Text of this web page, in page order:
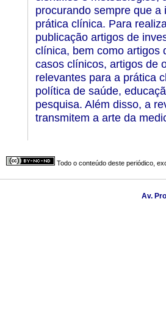
procurando sempre que
prática clínica. Para
publicação artigos de
clínica, bem como artigos
casos clínicos, artigos de
relevantes para a prática
política de saúde,
pesquisa. Além disso, a
transmitem a arte da
Todo o conteúdo deste periódico,
Av.